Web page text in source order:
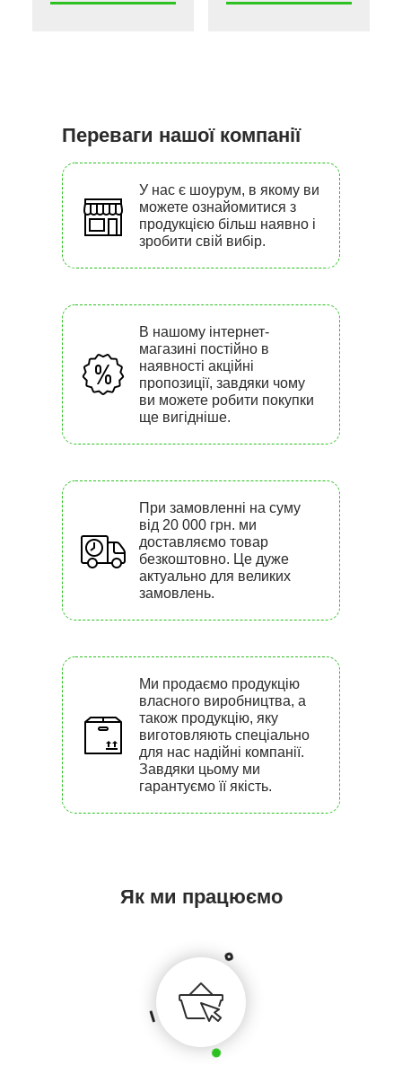
Переваги нашої компанії
У нас є шоурум, в якому ви
можете ознайомитися з
продукцією більш наявно і
зробити свій вибір.
В нашому інтернет-
магазині постійно в
наявності акційні
пропозиції, завдяки чому
ви можете робити покупки
ще вигідніше.
При замовленні на суму
від 20 000 грн. ми
доставляємо товар
безкоштовно. Це дуже
актуально для великих
замовлень.
Ми продаємо продукцію
власного виробництва, а
також продукцію, яку
виготовляють спеціально
для нас надійні компанії.
Завдяки цьому ми
гарантуємо її якість.
Як ми працюємо